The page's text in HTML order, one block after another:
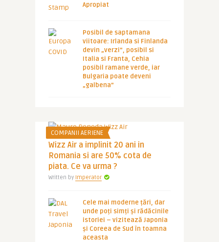
Apropiat
Posibil de saptamana
viitoare: Irlanda si Finlanda
devin „verzi”, posibil si
Italia si Franta, Cehia
posibil ramane verde, iar
Bulgaria poate deveni
„galbena”
COMPANII AERIENE
Wizz Air a implinit 20 ani in
Romania si are 50% cota de
piata. Ce va urma ?
Written by Imperator
Cele mai moderne țări, dar
unde poți simți și rădăcinile
istoriei – vizitează Japonia
și Coreea de Sud în toamna
aceasta